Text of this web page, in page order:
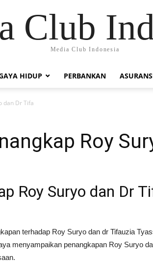
Club
Media Club Indonesia
HIDUP PERBANKAN
dan Dr Tifa
Roy
Roy Suryo dan Dr
terhadap Roy Suryo dan dr Tifauzia
menyampaikan penangkapan Roy Suryo